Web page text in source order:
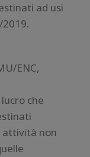
ad usi
ENC,
che
attività non